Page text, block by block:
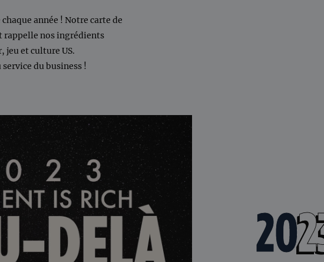
année ! Notre carte de
rappelle nos ingrédients
jeu et culture US.
du business !
20